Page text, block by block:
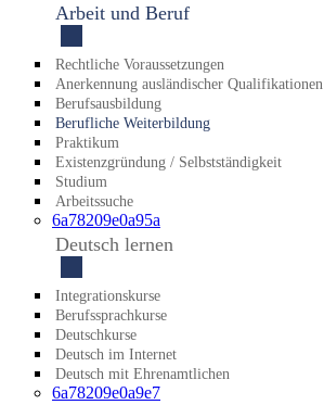
Arbeit und Beruf
Recht­liche Voraus­setzungen
An­erkennung auslän­discher Qualifi­kationen
Berufs­ausbildung
Beruf­liche Weiter­bildung
Praktikum
Existenz­gründung / Selbst­ständigkeit
Studium
Arbeitssuche
6a78209e0a95a
Deutsch lernen
Integrationskurse
Berufssprachkurse
Deutschkurse
Deutsch im Internet
Deutsch mit Ehrenamtlichen
6a78209e0a9e7